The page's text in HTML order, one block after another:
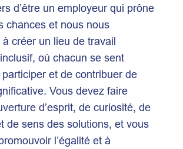
d’être un employeur qui prône
chances et nous nous
créer un lieu de travail
où chacun se sent
et de contribuer de
Vous devez faire
d’esprit, de curiosité, de
de sens des solutions, et vous
l’égalité et à